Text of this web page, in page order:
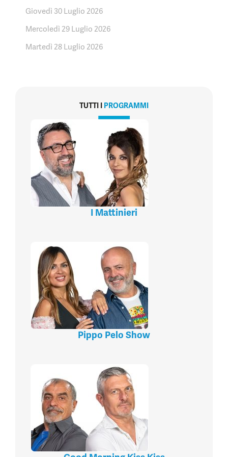
Giovedì 30 Luglio 2026
Mercoledì 29 Luglio 2026
Martedì 28 Luglio 2026
TUTTI I PROGRAMMI
I Mattinieri
Pippo Pelo Show